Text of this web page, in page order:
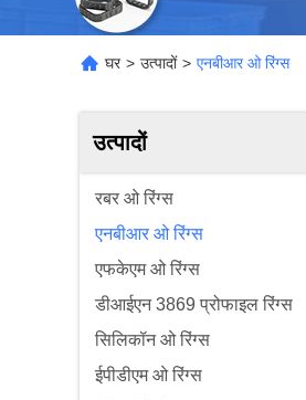
घर > उत्पादों > एनबीआर ओ रिंग्स
उत्पादों
रबर ओ रिंग्स
एनबीआर ओ रिंग्स
एफकेएम ओ रिंग्स
डीआईएन 3869 प्रोफाइल रिंग्स
सिलिकॉन ओ रिंग्स
ईपीडीएम ओ रिंग्स